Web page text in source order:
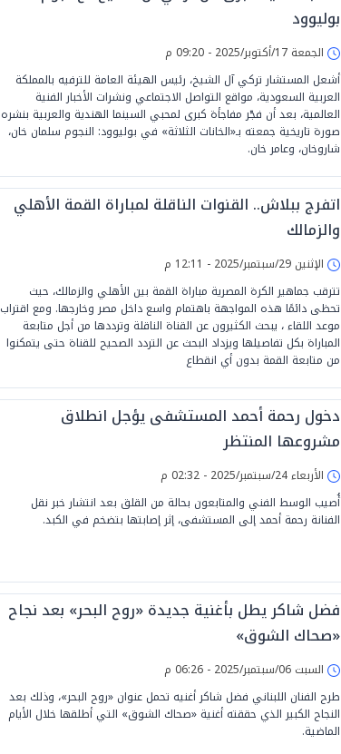
بوليوود
الجمعة 17/أكتوبر/2025 - 09:20 م
أشعل المستشار تركي آل الشيخ، رئيس الهيئة العامة للترفيه بالمملكة
العربية السعودية، مواقع التواصل الاجتماعي ونشرات الأخبار الفنية
العالمية، بعد أن فجّر مفاجأة كبرى لمحبي السينما الهندية والعربية بنشره
صورة تاريخية جمعته بـ«الخانات الثلاثة» في بوليوود: النجوم سلمان خان،
شاروخان، وعامر خان.
اتفرج ببلاش.. القنوات الناقلة لمباراة القمة الأهلي
والزمالك
الإثنين 29/سبتمبر/2025 - 12:11 م
تترقب جماهير الكرة المصرية مباراة القمة بين الأهلي والزمالك، حيث
تحظى دائمًا هذه المواجهة باهتمام واسع داخل مصر وخارجها. ومع اقتراب
موعد اللقاء ، يبحث الكثيرون عن القناة الناقلة وترددها من أجل متابعة
المباراة بكل تفاصيلها ويزداد البحث عن التردد الصحيح للقناة حتى يتمكنوا
من متابعة القمة بدون أي انقطاع
دخول رحمة أحمد المستشفى يؤجل انطلاق
مشروعها المنتظر
الأربعاء 24/سبتمبر/2025 - 02:32 م
أُصيب الوسط الفني والمتابعون بحالة من القلق بعد انتشار خبر نقل
الفنانة رحمة أحمد إلى المستشفى، إثر إصابتها بتضخم في الكبد.
فضل شاكر يطل بأغنية جديدة «روح البحر» بعد نجاح
«صحاك الشوق»
السبت 06/سبتمبر/2025 - 06:26 م
طرح الفنان اللبناني فضل شاكر أغنيه تحمل عنوان «روح البحر»، وذلك بعد
النجاح الكبير الذي حققته أغنية «صحاك الشوق» التي أطلقها خلال الأيام
الماضية.